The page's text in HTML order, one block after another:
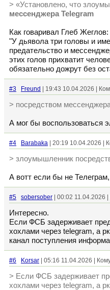
> «Установлено, что
мессенджера Telegram
Как говаривал Глеб Жеглов:
"У дьявола три головы и
предательство и
этих голов прихватит
обязательно дожрут без
#3 Freund | 19:43 10.04.2026 |
> посредством
А мог бы воспользоваться
#4 Barabaka | 20:19 10.04.2026 |
> злоумышленник
А вотт если бы не
#5 sobersober | 00:02 11.04.2026
Интересно.
Если ФСБ задерживает
хохлами через telegram, а
канал поступления
#6 Korsar | 05:16 11.04.2026 |
> Если ФСБ задерживает
хохлами через telegram, а